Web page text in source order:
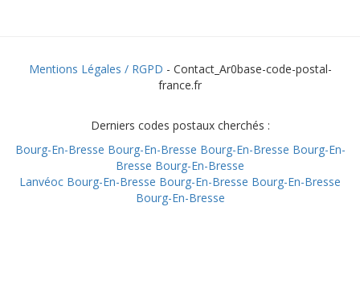
Mentions Légales / RGPD - Contact_Ar0base-code-postal-
france.fr
Derniers codes postaux cherchés :
Bourg-En-Bresse Bourg-En-Bresse Bourg-En-Bresse Bourg-En-
Bresse Bourg-En-Bresse
Lanvéoc Bourg-En-Bresse Bourg-En-Bresse Bourg-En-Bresse
Bourg-En-Bresse